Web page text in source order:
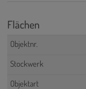
Flächen